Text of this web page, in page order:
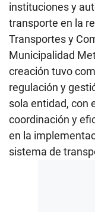
instituciones y
transporte en la
Transportes y
Municipalidad
creación tuvo
regulación y
sola entidad, con
coordinación y
en la
sistema de